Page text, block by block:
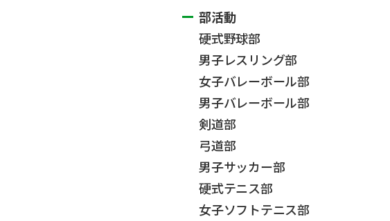
部活動
硬式野球部
男子レスリング部
女子バレーボール部
男子バレーボール部
剣道部
弓道部
男子サッカー部
硬式テニス部
女子ソフトテニス部